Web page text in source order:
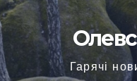
Гарячі